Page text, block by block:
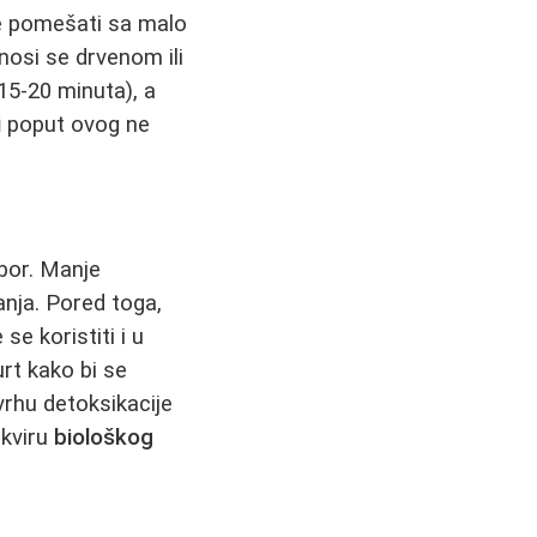
pomešati sa malo
se drvenom ili
20 minuta), a
poput ovog ne
Manje
Pored toga,
se koristiti i u
kako bi se
detoksikacije
biološkog